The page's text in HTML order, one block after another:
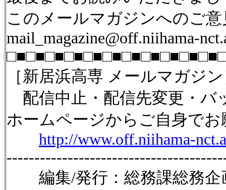
このメールマガジンへのご
mail_magazine@off.niihama-
［新居浜高専 メールマガジ
配信中止・配信先変更・バ
ホームページからご自身で
http://www.off.niihama-
編集/発行：総務課総務企